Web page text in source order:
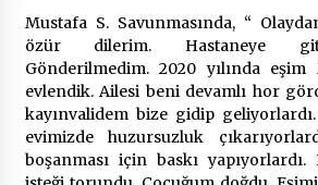
Mustafa S. Savunmasında, “
özür dilerim. Hastaneye
Gönderilmedim. 2020 yılında
evlendik. Ailesi beni devamlı hor
kayınvalidem bize gidip
evimizde huzursuzluk
boşanması için baskı yapıyorlardı.